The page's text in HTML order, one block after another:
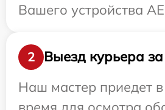
Вашего устройства
2
Выезд курьера
Наш мастер приедет